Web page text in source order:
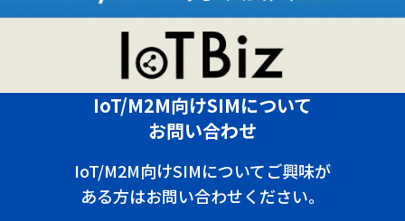
IoT/M2M向けSIMについて
お問い合わせ
IoT/M2M向けSIMについてご興味が
ある方はお問い合わせください。